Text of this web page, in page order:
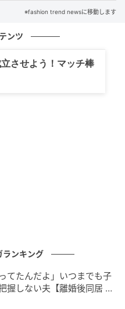
格）
ANDERSON（ジェイダ
クションのアイテムも
※fashion trend newsに移動します
ンツ
させよう！マッチ棒
ランキング
てたんだよ」いつまでも子
握しない夫【離婚後同居 Vo